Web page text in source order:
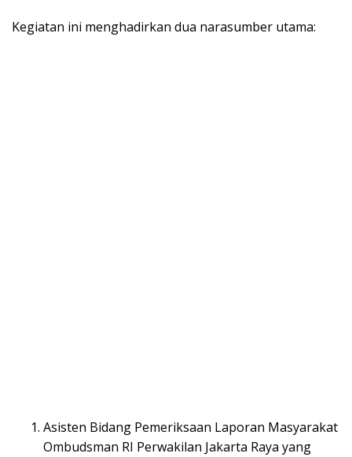
Kegiatan ini menghadirkan dua narasumber utama:
Asisten Bidang Pemeriksaan Laporan Masyarakat
Ombudsman RI Perwakilan Jakarta Raya yang